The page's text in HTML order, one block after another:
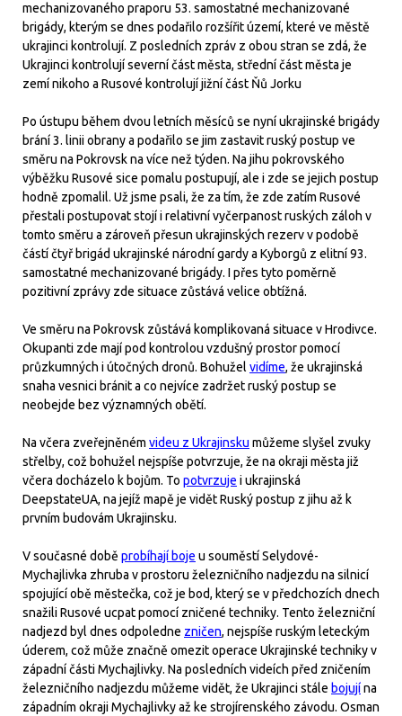
mechanizovaného praporu 53. samostatné mechanizované
brigády, kterým se dnes podařilo rozšířit území, které ve městě
ukrajinci kontrolují. Z posledních zpráv z obou stran se zdá, že
Ukrajinci kontrolují severní část města, střední část města je
zemí nikoho a Rusové kontrolují jižní část Ňů Jorku
Po ústupu během dvou letních měsíců se nyní ukrajinské brigády
brání 3. linii obrany a podařilo se jim zastavit ruský postup ve
směru na Pokrovsk na více než týden. Na jihu pokrovského
výběžku Rusové sice pomalu postupují, ale i zde se jejich postup
hodně zpomalil. Už jsme psali, že za tím, že zde zatím Rusové
přestali postupovat stojí i relativní vyčerpanost ruských záloh v
tomto směru a zároveň přesun ukrajinských rezerv v podobě
částí čtyř brigád ukrajinské národní gardy a Kyborgů z elitní 93.
samostatné mechanizované brigády. I přes tyto poměrně
pozitivní zprávy zde situace zůstává velice obtížná.
Ve směru na Pokrovsk zůstává komplikovaná situace v Hrodivce.
Okupanti zde mají pod kontrolou vzdušný prostor pomocí
průzkumných i útočných dronů. Bohužel vidíme, že ukrajinská
snaha vesnici bránit a co nejvíce zadržet ruský postup se
neobejde bez významných obětí.
Na včera zveřejněném videu z Ukrajinsku můžeme slyšel zvuky
střelby, což bohužel nejspíše potvrzuje, že na okraji města již
včera docházelo k bojům. To potvrzuje i ukrajinská
DeepstateUA, na jejíž mapě je vidět Ruský postup z jihu až k
prvním budovám Ukrajinsku.
V současné době probíhají boje u souměstí Selydové-
Mychajlivka zhruba v prostoru železničního nadjezdu na silnicí
spojující obě městečka, což je bod, který se v předchozích dnech
snažili Rusové ucpat pomocí zničené techniky. Tento železniční
nadjezd byl dnes odpoledne zničen, nejspíše ruským leteckým
úderem, což může značně omezit operace Ukrajinské techniky v
západní části Mychajlivky. Na posledních videích před zničením
železničního nadjezdu můžeme vidět, že Ukrajinci stále bojujína
západním okraji Mychajlivky až ke strojírenského závodu. Osman